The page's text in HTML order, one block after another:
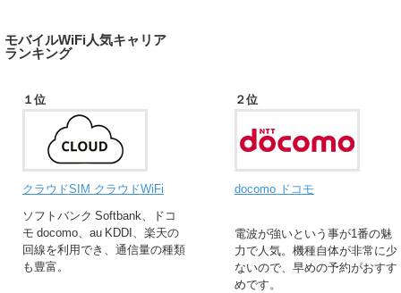
モバイルWiFi人気キャリア
ランキング
１位
クラウドSIM クラウドWiFi
ソフトバンク Softbank、ドコ
モ docomo、au KDDI、楽天の
回線を利用でき、通信量の種類
も豊富。
２位
docomo ドコモ
電波が強いという事が1番の魅
力で人気。機種自体が非常に少
ないので、早めの予約がおすす
めです。